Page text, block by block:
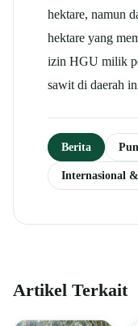
hektare, namun
hektare yang
izin HGU milik
sawit di daerah
Berita
Internasional
Artikel Terkait